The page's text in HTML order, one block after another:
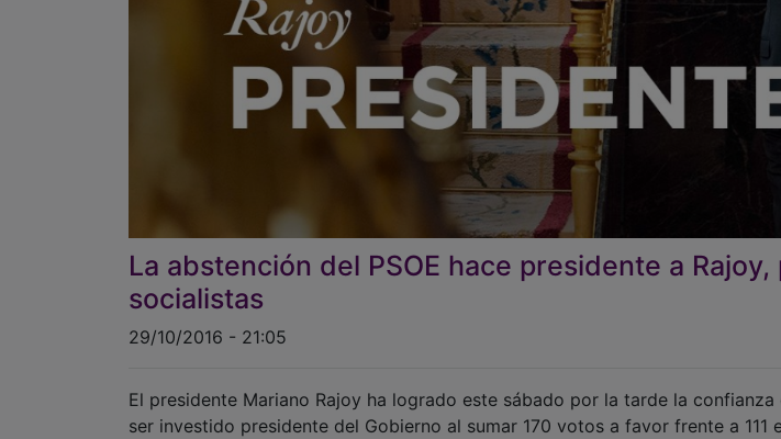
La abstención del PSOE hace presidente a Rajoy,
socialistas
29/10/2016 - 21:05
El presidente Mariano Rajoy ha logrado este sábado por la tarde la
ser investido presidente del Gobierno al sumar 170 votos a favor frente a 111